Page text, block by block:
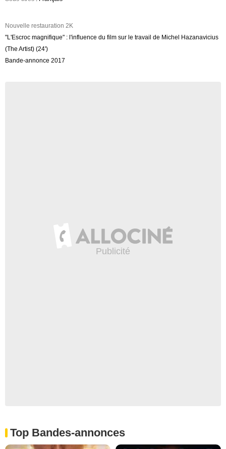
Nouvelle restauration 2K
"L'Escroc magnifique" : l'influence du film sur le travail de Michel Hazanavicius
(The Artist) (24')
Bande-annonce 2017
Top Bandes-annonces